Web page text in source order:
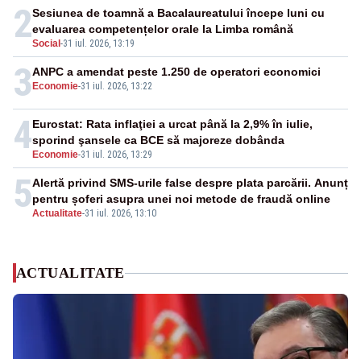
2Social -31 iul. 2026, 13:19
Sesiunea de toamnă a Bacalaureatului începe luni cu
evaluarea competențelor orale la Limba română
3 Economie-31 iul. 2026, 13:22
ANPC a amendat peste 1.250 de operatori economici
4 Economie-31 iul. 2026, 13:29
Eurostat: Rata inflaţiei a urcat până la 2,9% în iulie,
sporind şansele ca BCE să majoreze dobânda
5Actualitate-31 iul. 2026, 13:10
Alertă privind SMS-urile false despre plata parcării. Anunț
pentru șoferi asupra unei noi metode de fraudă online
ACTUALITATE